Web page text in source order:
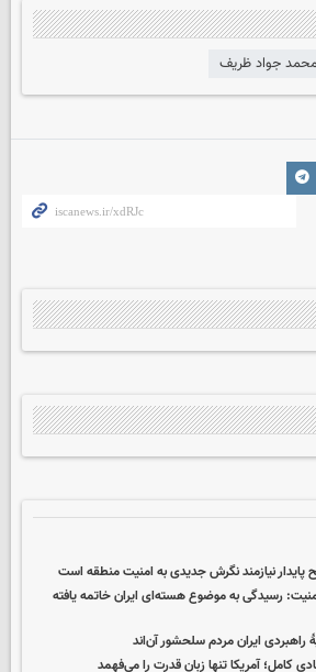
محمد جواد ظریف
نیازمند نگرش جدیدی به امنیت منطقه است
رسیدگی به موضوع هسته‌ای ایران خاتمه یافته
ایران مردم سلحشور آن‌اند
کامل؛ آمریکا تنها زبان قدرت را می‌فهمد